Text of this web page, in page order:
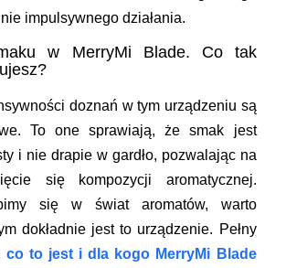
impulsywnego działania.
w MerryMi Blade. Co tak
doznań w tym urządzeniu są
To one sprawiają, że smak jest
i nie drapie w gardło, pozwalając na
się kompozycji aromatycznej.
się w świat aromatów, warto
dokładnie jest to urządzenie. Pełny
co to jest i dla kogo MerryMi Blade